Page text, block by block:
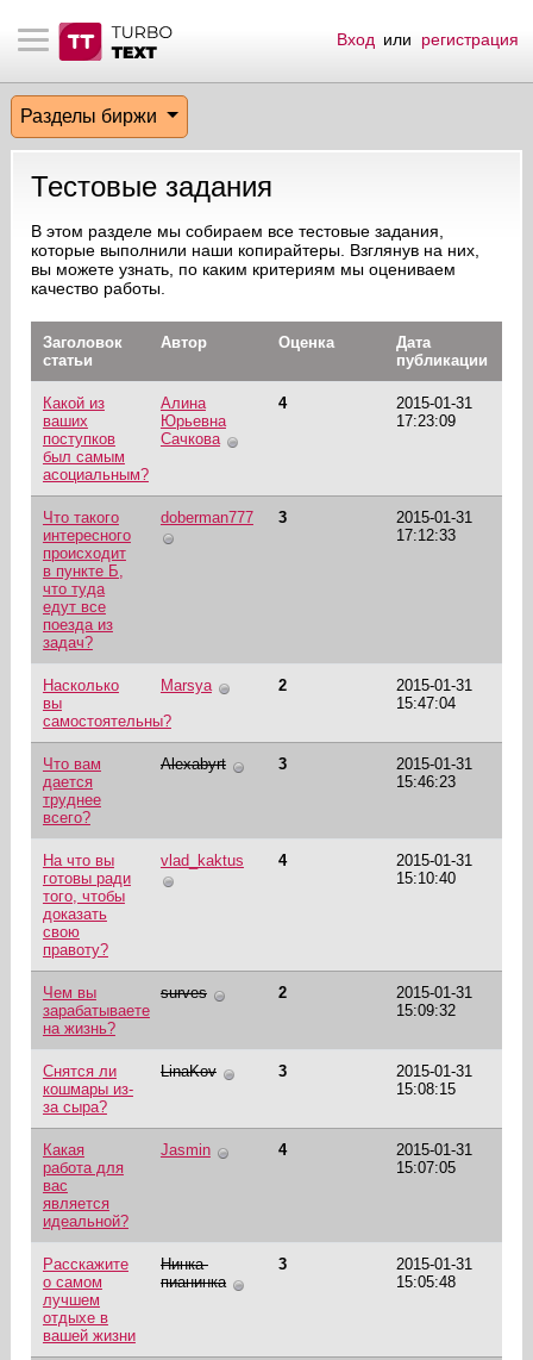
материалы
биржи
эфир
на сайте
пользователей
сообщения
по форуму
Вход или регистрация
Разделы биржи
Тестовые задания
В этом разделе мы собираем все тестовые задания,
которые выполнили наши копирайтеры. Взглянув на них,
вы можете узнать, по каким критериям мы оцениваем
качество работы.
Заголовок
статьи
Автор Оценка
Дата
публикации
Какой из
ваших
поступков
был самым
асоциальным?
Алина
Юрьевна
Сачкова
4
2015-01-31
17:23:09
Что такого
интересного
происходит
в пункте Б,
что туда
едут все
поезда из
задач?
doberman777 3
2015-01-31
17:12:33
Насколько
вы
самостоятельны?
Marsya 2
2015-01-31
15:47:04
Что вам
дается
труднее
всего?
Alexabyrt 3
2015-01-31
15:46:23
На что вы
готовы ради
того, чтобы
доказать
свою
правоту?
vlad_kaktus 4
2015-01-31
15:10:40
Чем вы
зарабатываете
на жизнь?
surves 2
2015-01-31
15:09:32
Снятся ли
кошмары из-
за сыра?
LinaKov 3
2015-01-31
15:08:15
Какая
работа для
вас
является
идеальной?
Jasmin 4
2015-01-31
15:07:05
Расскажите
о самом
лучшем
отдыхе в
вашей жизни
Нинка-
пианинка
3
2015-01-31
15:05:48